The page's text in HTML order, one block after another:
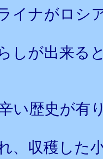
イナがロシ
しが出来る
い歴史が有
、収穫した